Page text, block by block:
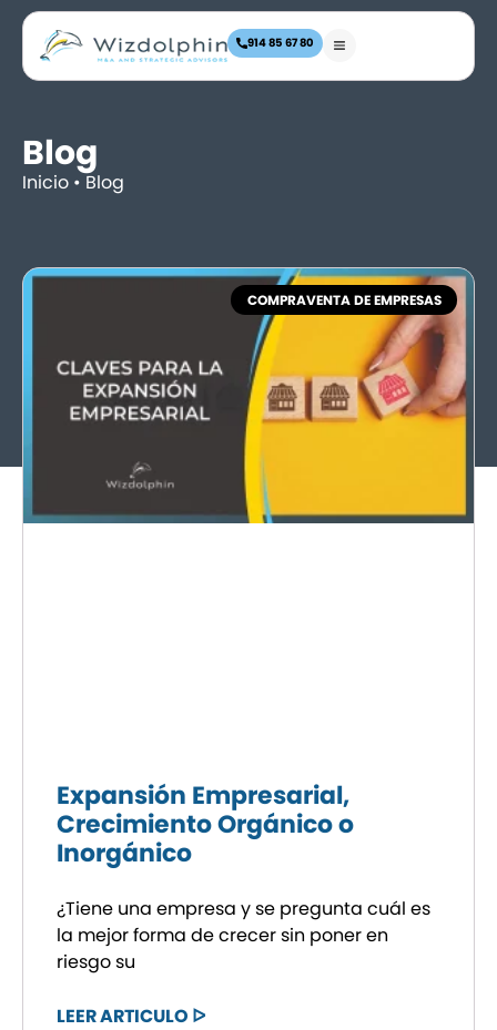
914 85 67 80
Blog
Inicio •Blog
COMPRAVENTA DE EMPRESAS
Expansión Empresarial,
Crecimiento Orgánico o
Inorgánico
¿Tiene una empresa y se pregunta cuál es
la mejor forma de crecer sin poner en
riesgo su
LEER ARTICULO ᐅ